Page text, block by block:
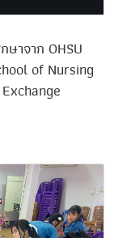
าจาก OHSU
of Nursing